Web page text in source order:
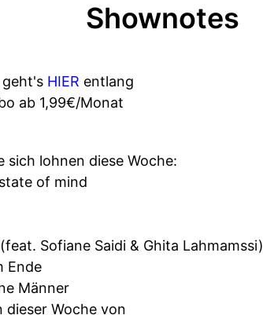
Shownotes
geht's HIER entlang
ab 1,99€/Monat
sich lohnen diese Woche:
of mind
Sofiane Saidi & Ghita Lahmamssi)
Ende
Männer
dieser Woche von